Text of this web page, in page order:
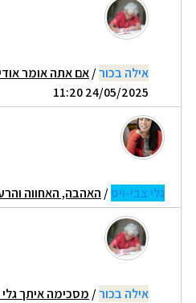
אילה בכור/אם אתה אומר
24/05/2025 11:20
גלי צבי-ויס/ האהבה, האחווה
אילה בכור/ מסכימה איתך